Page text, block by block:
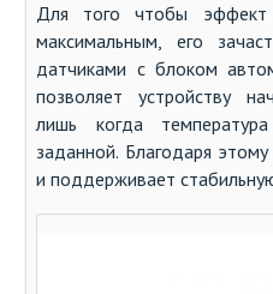
Для того чтобы эффект
максимальным, его
датчиками с блоком
позволяет устройству
лишь когда
заданной. Благодаря
и поддерживает